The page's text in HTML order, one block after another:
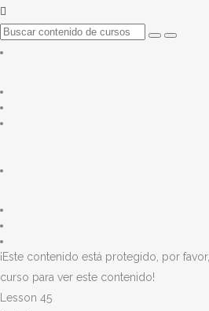
¡Este contenido está protegido, por favor,
curso para ver este contenido!
Lesson 45